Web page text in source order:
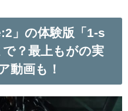
」の体験版「1-s
？最上もがの実
動画も！